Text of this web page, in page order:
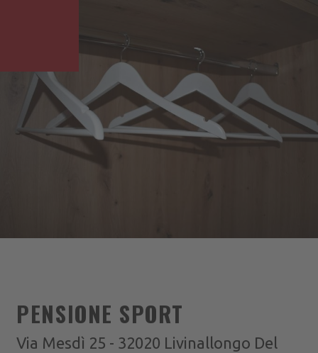
PENSIONE SPORT
Via Mesdì 25 - 32020 Livinallongo Del